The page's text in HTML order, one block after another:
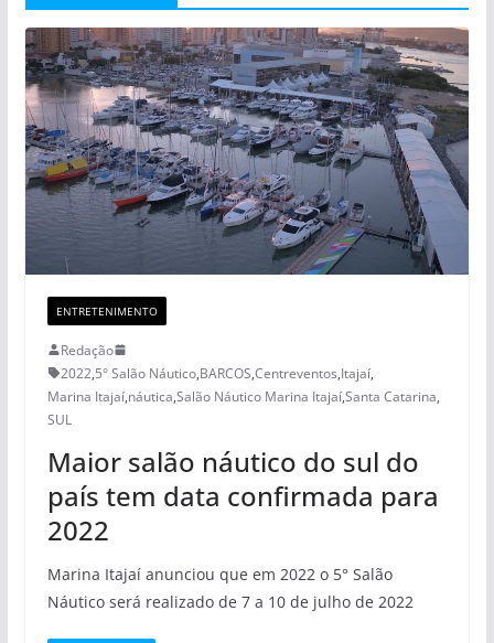
ENTRETENIMENTO
Redação
2022,5° Salão Náutico,BARCOS,Centreventos,Itajaí,
Marina Itajaí,náutica,Salão Náutico Marina Itajaí,Santa Catarina,
SUL
Maior salão náutico do sul do
país tem data confirmada para
2022
Marina Itajaí anunciou que em 2022 o 5° Salão
Náutico será realizado de 7 a 10 de julho de 2022